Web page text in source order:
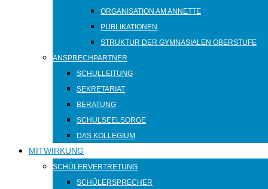
ORGANISATION AM ANNETTE
PUBLIKATIONEN
STRUKTUR DER GYMNASIALEN OBERSTUFE
ANSPRECHPARTNER
SCHULLEITUNG
SEKRETARIAT
BERATUNG
SCHULSEELSORGE
DAS KOLLEGIUM
MITWIRKUNG
SCHÜLERVERTRETUNG
SCHÜLERSPRECHER